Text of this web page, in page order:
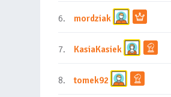
6. mordziak
7. KasiaKasiek
8. tomek92